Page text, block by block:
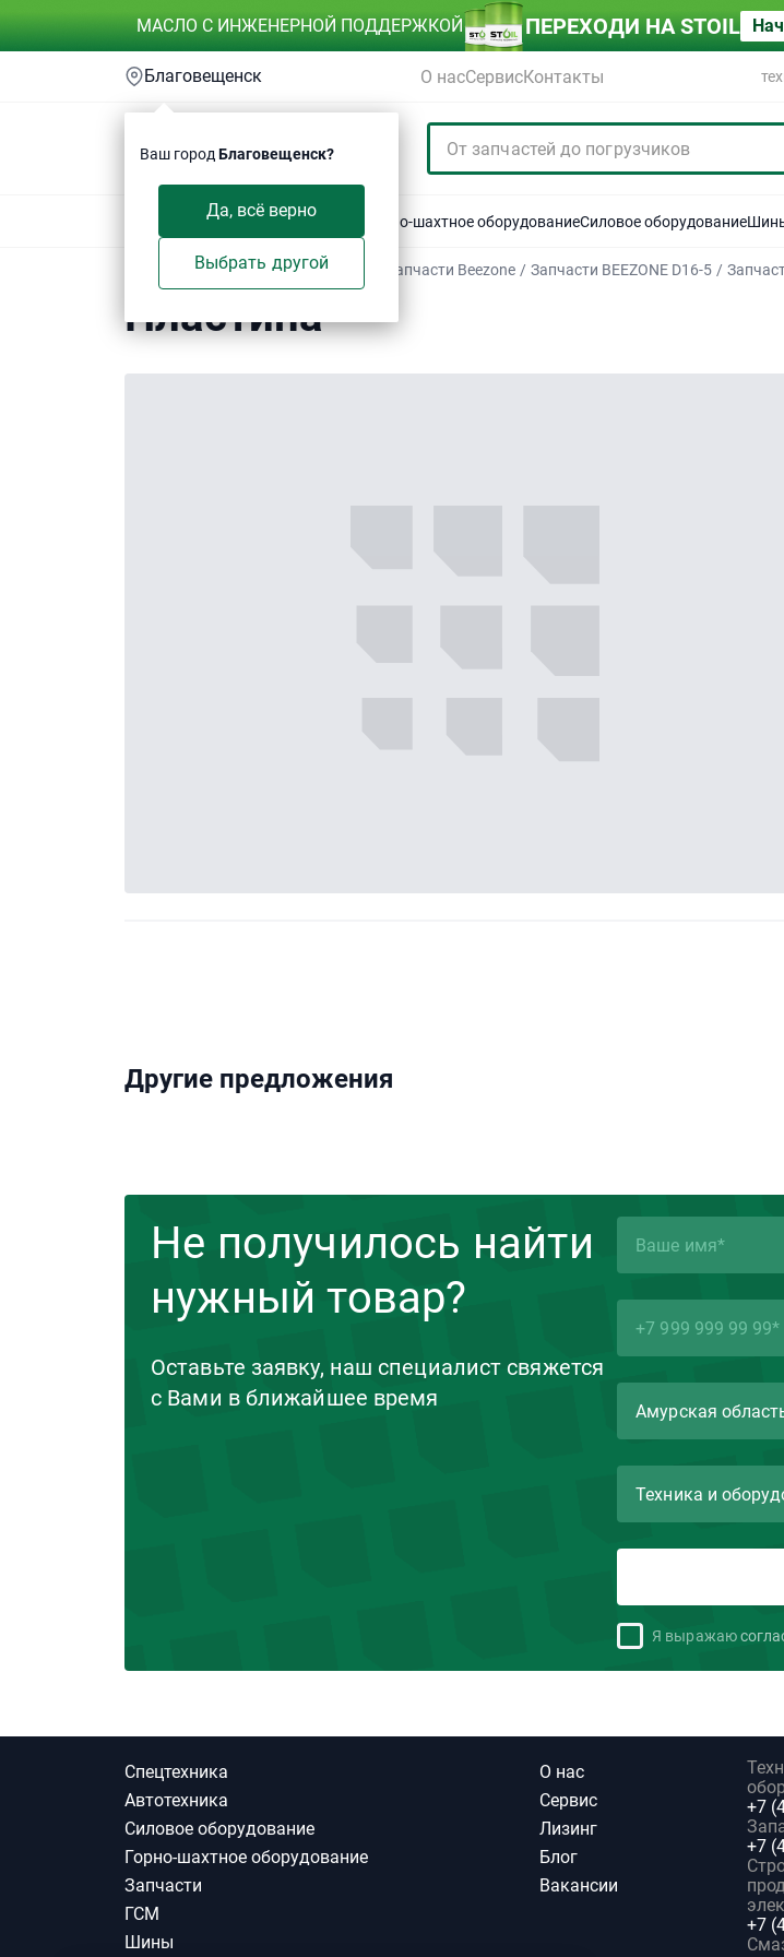
МАСЛО С ИНЖЕНЕРНОЙ ПОДДЕРЖКОЙ ПЕРЕХОДИ НА STOIL
Благовещенск
Ваш город Благовещенск?
Да, всё верно
Выбрать другой
О насСервисКонтакты
СпецтехникаАвтотехника Горно-шахтное оборудованиеСиловое оборудование
Техсервис / Электронный каталог Запчасти Beezone / Запчасти BEEZONE D16-5 /
Пластина
Другие предложения
Не получилось найти
нужный товар?
Оставьте заявку, наш специалист свяжется
с Вами в ближайшее время
Я выражаю
Спецтехника
Автотехника
Силовое оборудование
Горно-шахтное оборудование
Запчасти
ГСМ
Шины
О нас
Сервис
Лизинг
Блог
Вакансии
+7
+7
+7